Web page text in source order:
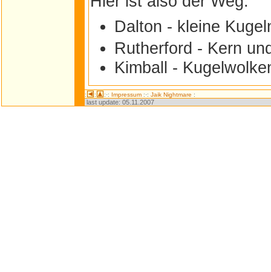
Dalton - kleine
Rutherford - Kern
Kimball -
: : :·: Impressum :·: Jaik Nightmare :
last update: 05.11.2007